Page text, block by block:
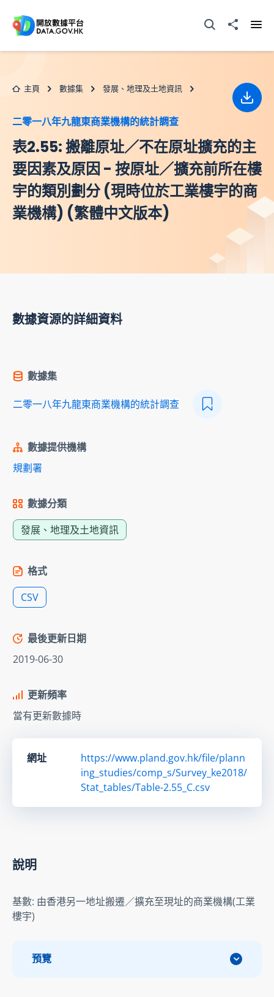
打開搜尋器分享至
主頁 數據集 發展、地理及土地資訊
二零一八年九龍東商業機構的統計調查
表2.55: 搬離原址／不在原址擴充的主
要因素及原因 - 按原址／擴充前所在樓
宇的類別劃分 (現時位於工業樓宇的商
業機構) (繁體中文版本)
下載
數據資源的詳細資料
數據集
二零一八年九龍東商業機構的統計調查
數據提供機構
規劃署
數據分類
發展、地理及土地資訊
格式
CSV
最後更新日期
2019-06-30
更新頻率
當有更新數據時
網址
https://www.pland.gov.hk/file/plann
ing_studies/comp_s/Survey_ke2018/
Stat_tables/Table-2.55_C.csv
說明
基數: 由香港另一地址搬遷／擴充至現址的商業機構(工業
樓宇)
預覽